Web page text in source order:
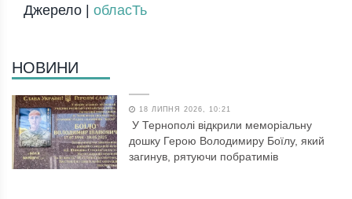
Джерело | обласТь
НОВИНИ
18 ЛИПНЯ 2026, 10:21
У Тернополі відкрили меморіальну
дошку Герою Володимиру Боїлу, який
загинув, рятуючи побратимів